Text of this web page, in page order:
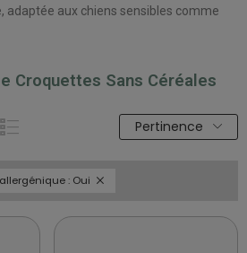
adaptée aux chiens sensibles comme
Croquettes Sans Céréales
Pertinence
: Oui